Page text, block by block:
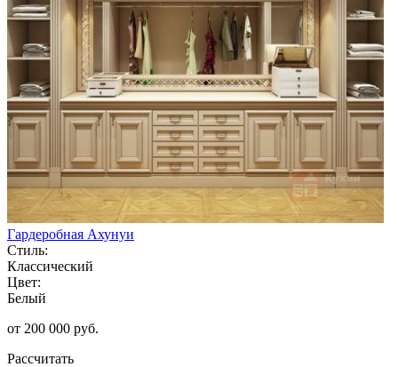
Гардеробная Ахунуи
Стиль:
Классический
Цвет:
Белый
от 200 000 руб.
Рассчитать